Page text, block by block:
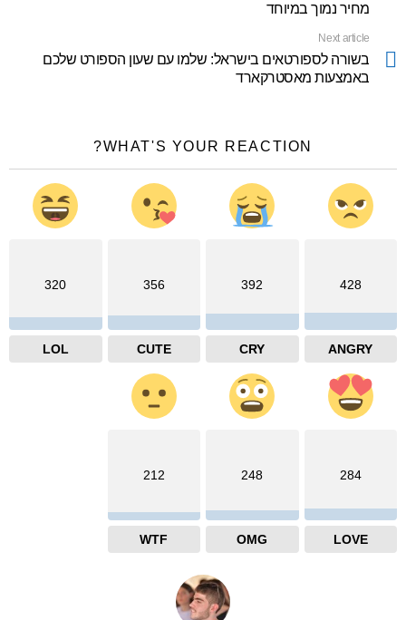
מחיר נמוך במיוחד
Next article
בשורה לספורטאים בישראל: שלמו עם שעון הספורט שלכם
באמצעות מאסטרקארד
WHAT'S YOUR REACTION?
428
ANGRY
392
CRY
356
CUTE
320
LOL
284
LOVE
248
OMG
212
WTF